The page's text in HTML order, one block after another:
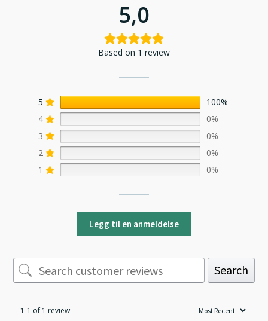
5,0
Based on 1 review
5
100%
4
0%
3
0%
2
0%
1
0%
Legg til en anmeldelse
Search
1-1 of 1 review